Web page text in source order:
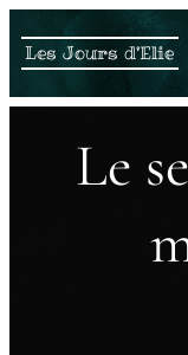
Les Jours d'Elie
Le